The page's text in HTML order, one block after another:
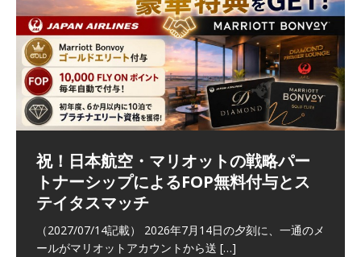
祝！日本航空・マリオットの戦略パー
トナーシップによるFOP無料付与とス
テイタスマッチ
（2027/07/14記載） 2026年7月14日の夕刻に、一通のメ
ールがマリオットアカウントから送 […]
ラウンジ 華 那覇空港 (2026/05)
（2026/06/07記載） 2026年5月下旬の平日に那覇を訪れ
た際に利用した。 こちらのラウンジ
The Coral Executive Lounge スワ
ンナプーム国際空港国内線ラウンジ
(2026/01)
（2026/03/31記載） 2026年1月上旬にバンコク経由でチ
ェンマイに行く際に利用した。 バン[…]
日本航空 羽田空港国際線ファースト
クラスラウンジ (2026/01)
（2026/03/18記載） 2026年1月、毎年恒例の新年の羽田
～バンコクの移動の際に再びこちらの[…]
バンコクエアウェイズ スワンナプー
ム国際空港国内線ラウンジ (2026/01)
（2026/03/13記載） 2026年1月上旬にバンコク経由でチ
ェンマイに向かう際に利用した。 今[…]